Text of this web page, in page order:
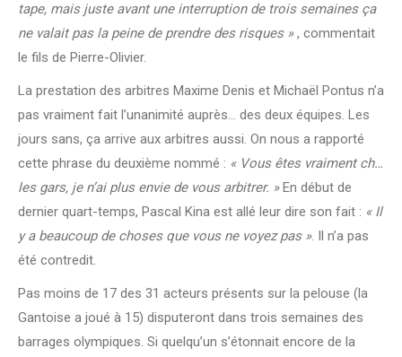
tape, mais juste avant une interruption de trois semaines ça
ne valait pas la peine de prendre des risques », commentait
le fils de Pierre-Olivier.
La prestation des arbitres Maxime Denis et Michaël Pontus n’a
pas vraiment fait l’unanimité auprès… des deux équipes. Les
jours sans, ça arrive aux arbitres aussi. On nous a rapporté
cette phrase du deuxième nommé : « Vous êtes vraiment ch…
les gars, je n’ai plus envie de vous arbitrer. »En début de
dernier quart-temps, Pascal Kina est allé leur dire son fait : « Il
y a beaucoup de choses que vous ne voyez pas ». Il n’a pas
été contredit.
Pas moins de 17 des 31 acteurs présents sur la pelouse (la
Gantoise a joué à 15) disputeront dans trois semaines des
barrages olympiques. Si quelqu’un s’étonnait encore de la